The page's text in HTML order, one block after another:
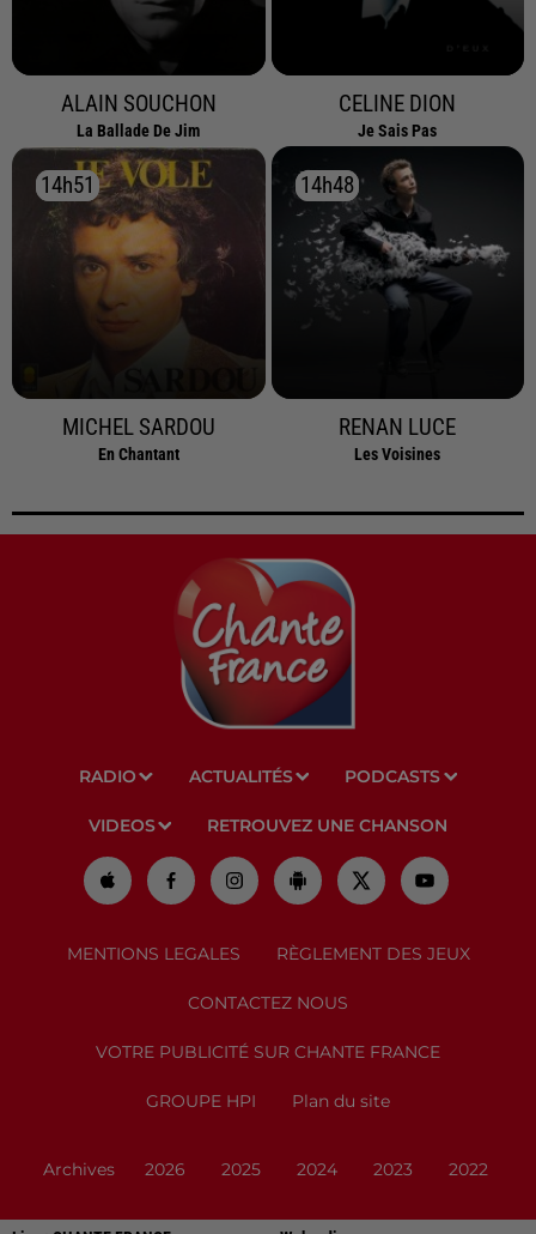
ALAIN SOUCHON
La Ballade De Jim
CELINE DION
Je Sais Pas
14h51
14h51
MICHEL SARDOU
En Chantant
14h48
14h48
RENAN LUCE
Les Voisines
RADIO ACTUALITÉS PODCASTS
VIDEOS RETROUVEZ UNE CHANSON
MENTIONS LEGALES RÈGLEMENT DES JEUX
CONTACTEZ NOUS
VOTRE PUBLICITÉ SUR CHANTE FRANCE
GROUPE HPI Plan du site
Archives 2026 2025 2024 2023 2022